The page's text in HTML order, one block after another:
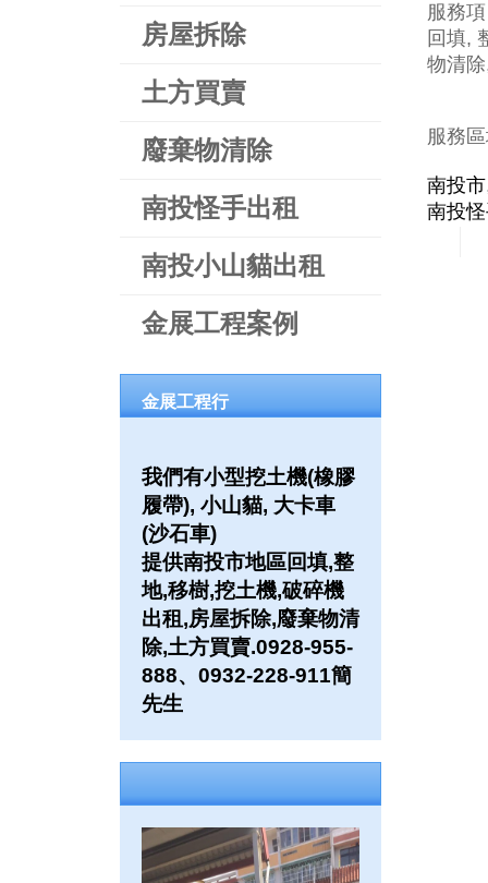
房屋拆除
土方買賣
廢棄物清除
南投怪手出租
南投小山貓出租
金展工程案例
金展工程行
我們有小型挖土機(橡膠
履帶), 小山貓, 大卡車
(沙石車)
提供南投市地區回填,整
地,移樹,挖土機,破碎機
出租,房屋拆除,廢棄物清
除,土方買賣.0928-955-
888、0932-228-911簡
先生
服務
回填,
物清
服務
南投市
南投